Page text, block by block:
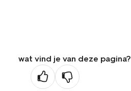
wat vind je van deze pagina?